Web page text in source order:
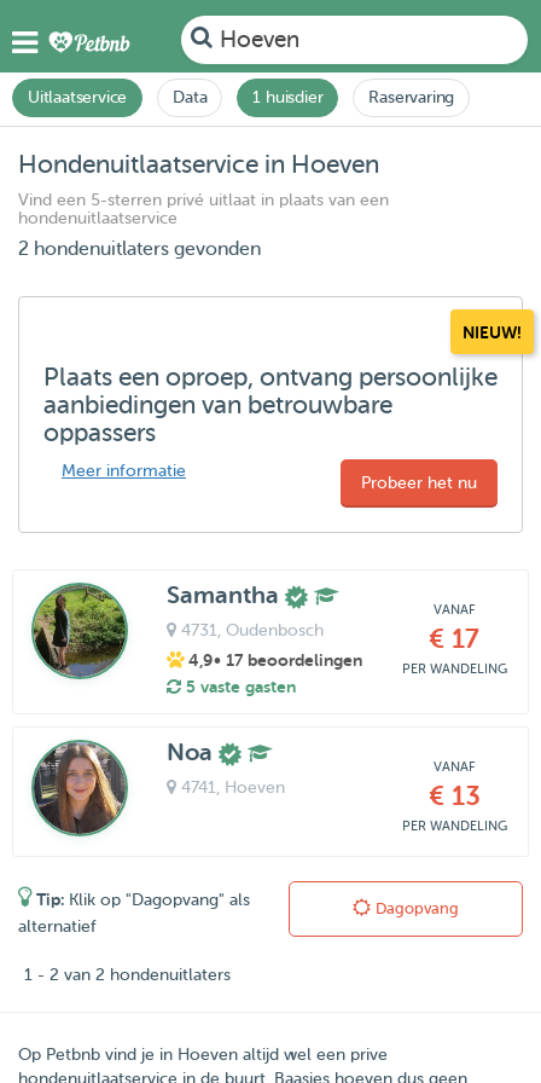
Hoeven
Uitlaatservice Data 1 huisdier Raservaring
Hondenuitlaatservice in Hoeven
Vind een 5-sterren privé uitlaat in plaats van een
hondenuitlaatservice
2 hondenuitlaters gevonden
NIEUW!
Plaats een oproep, ontvang persoonlijke
aanbiedingen van betrouwbare
oppassers
Meer informatie
Probeer het nu
Samantha
4731 , Oudenbosch
4,9• 17 beoordelingen
5 vaste gasten
VANAF
€ 17
PER WANDELING
Noa
4741 , Hoeven
VANAF
€ 13
PER WANDELING
Tip: Klik op "Dagopvang" als
alternatief
Dagopvang
1 - 2 van 2 hondenuitlaters
Op Petbnb vind je in Hoeven altijd wel een prive
hondenuitlaatservice in de buurt. Baasjes hoeven dus geen